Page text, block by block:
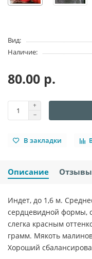
Вид:
Наличие:
80.00 р.
В закладки
Описание Отзывы
Индет, до 1,6 м.
сердцевидной формы,
слегка красным
грамм. Мякоть
Хороший